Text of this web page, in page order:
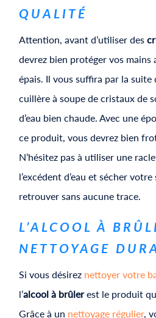
QUALITÉ
Attention, avant d’utiliser des
devrez bien protéger vos mains
épais. Il vous suffira par la suite
cuillère à soupe de cristaux de
d’eau bien chaude. Avec une
ce produit, vous devrez bien
N’hésitez pas à utiliser une
l’excédent d’eau et sécher
retrouver sans aucune trace.
L’ALCOOL À
NETTOYAGE
Si vous désirez nettoyer votre
l’alcool à brûlerest le produit
Grâce à un nettoyage régulier,